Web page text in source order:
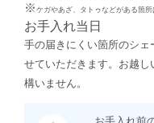
※ ケガやあざ、タトゥなどがある箇所
お手入れ当日
手の届きにくい箇所のシェ
せていただきます。お越
構いません。